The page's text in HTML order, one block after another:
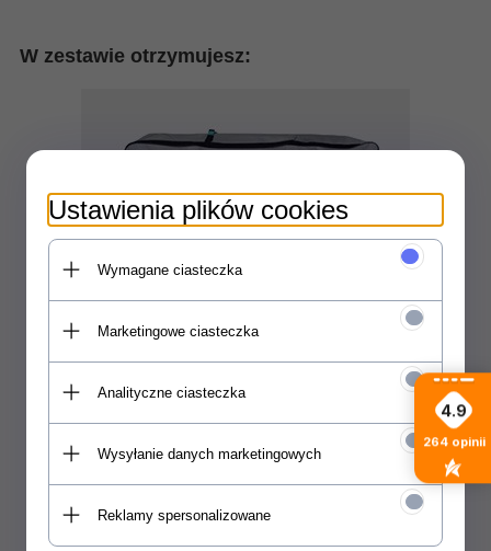
W zestawie otrzymujesz:
Plecak
Plecak zamykany na zamek błyskawiczny w
Ustawienia plików cookies
Wymagane ciasteczka
Marketingowe ciasteczka
Analityczne ciasteczka
Wysyłanie danych marketingowych
Reklamy spersonalizowane
4.9
264 opinii